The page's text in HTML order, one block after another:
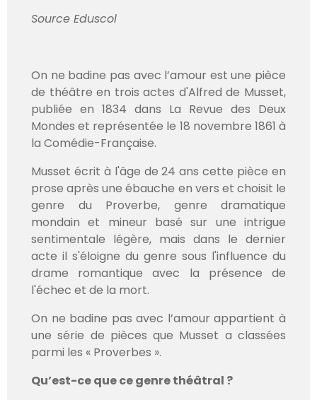
Source Eduscol
On ne badine pas avec l’amour est une pièce
de théâtre en trois actes d'Alfred de Musset,
publiée en 1834 dans La Revue des Deux
Mondes et représentée le 18 novembre 1861 à
la Comédie-Française.
Musset écrit à l'âge de 24 ans cette pièce en
prose après une ébauche en vers et choisit le
genre du Proverbe, genre dramatique
mondain et mineur basé sur une intrigue
sentimentale légère, mais dans le dernier
acte il s'éloigne du genre sous l'influence du
drame romantique avec la présence de
l'échec et de la mort.
On ne badine pas avec l’amour appartient à
une série de pièces que Musset a classées
parmi les « Proverbes ».
Qu’est-ce que ce genre théâtral ?